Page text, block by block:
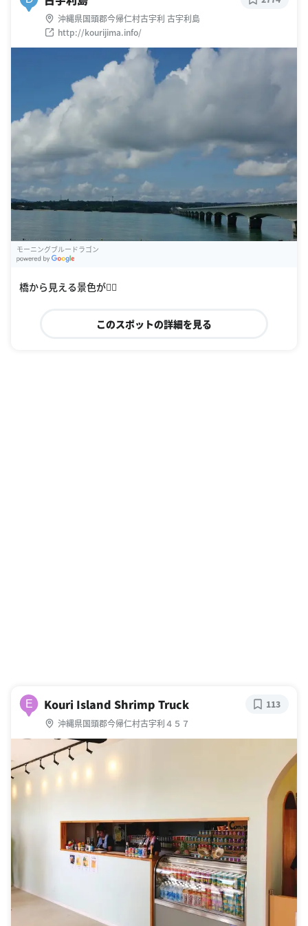
沖縄県国頭郡今帰仁村古宇利 古宇利島
http://kourijima.info/
モーニングブルードラゴン
橋から見える景色が🙆‍♀️
このスポットの詳細を見る
E Kouri Island Shrimp Truck
沖縄県国頭郡今帰仁村古宇利４５７
113